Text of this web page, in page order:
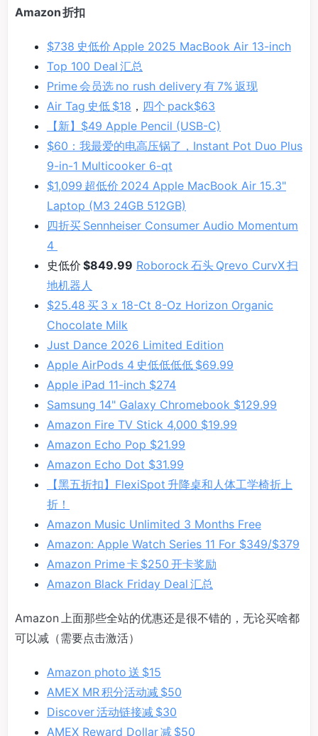
Amazon 折扣
$738 史低价 Apple 2025 MacBook Air 13-inch
Top 100 Deal 汇总
Prime 会员选 no rush delivery 有 7% 返现
Air Tag 史低 $18 ， 四个 pack$63
【新】$49 Apple Pencil (USB-C)
$60：我最爱的电高压锅了，Instant Pot Duo Plus
9-in-1 Multicooker 6-qt
$1,099 超低价 2024 Apple MacBook Air 15.3"
Laptop (M3 24GB 512GB)
四折买 Sennheiser Consumer Audio Momentum
4
史低价 $849.99 Roborock 石头 Qrevo CurvX 扫
地机器人
$25.48 买 3 x 18-Ct 8-Oz Horizon Organic
Chocolate Milk
Just Dance 2026 Limited Edition
Apple AirPods 4 史低低低低 $69.99
Apple iPad 11-inch $274
Samsung 14" Galaxy Chromebook $129.99
Amazon Fire TV Stick 4,000 $19.99
Amazon Echo Pop $21.99
Amazon Echo Dot $31.99
【黑五折扣】FlexiSpot 升降桌和人体工学椅折上
折！
Amazon Music Unlimited 3 Months Free
Amazon: Apple Watch Series 11 For $349/$379
Amazon Prime 卡 $250 开卡奖励
Amazon Black Friday Deal 汇总
Amazon 上面那些全站的优惠还是很不错的，无论买啥都
可以减（需要点击激活）
Amazon photo 送 $15
AMEX MR 积分活动减 $50
Discover 活动链接减 $30
AMEX Reward Dollar 减 $50